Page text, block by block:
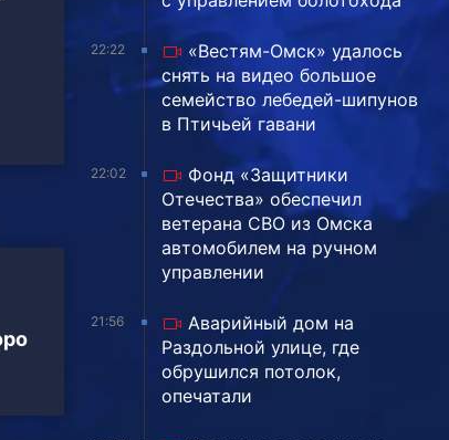
22:22
«Вестям-Омск» удалось
снять на видео большое
семейство лебедей-шипунов
в Птичьей гавани
22:02
Фонд «Защитники
Отечества» обеспечил
ветерана СВО из Омска
автомобилем на ручном
управлении
21:56
Аварийный дом на
Раздольной улице, где
обрушился потолок,
опечатали